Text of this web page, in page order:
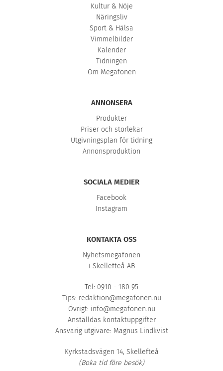
Kultur & Nöje
Näringsliv
Sport & Hälsa
Vimmelbilder
Kalender
Tidningen
Om Megafonen
ANNONSERA
Produkter
Priser och storlekar
Utgivningsplan för tidning
Annonsproduktion
SOCIALA MEDIER
Facebook
Instagram
KONTAKTA OSS
Nyhetsmegafonen
i Skellefteå AB
Tel: 0910 - 180 95
Tips: redaktion@megafonen.nu
Övrigt: info@megafonen.nu
Anställdas kontaktuppgifter
Ansvarig utgivare: Magnus Lindkvist
Kyrkstadsvägen 14, Skellefteå
(Boka tid före besök)